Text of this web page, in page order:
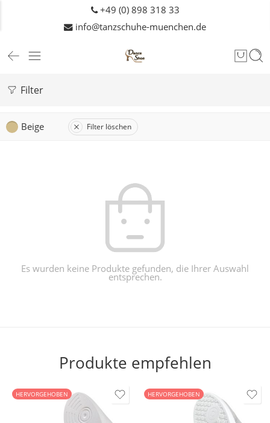
+49 (0) 898 318 33
info@tanzschuhe-muenchen.de
Filter
Beige Filter löschen
Es wurden keine Produkte gefunden, die Ihrer Auswahl
entsprechen.
Produkte empfehlen
HERVORGEHOBEN HERVORGEHOBEN